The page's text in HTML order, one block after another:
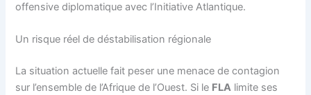
offensive diplomatique avec l’Initiative Atlantique.
Un risque réel de déstabilisation régionale
La situation actuelle fait peser une menace de contagion
sur l’ensemble de l’Afrique de l’Ouest. Si le FLA limite ses